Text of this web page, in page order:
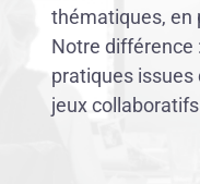
thématiques, en
Notre différence
pratiques issues
jeux